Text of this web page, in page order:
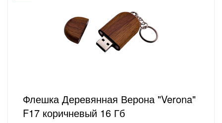
Флешка Деревянная Верона "Verona"
F17 коричневый 16 Гб